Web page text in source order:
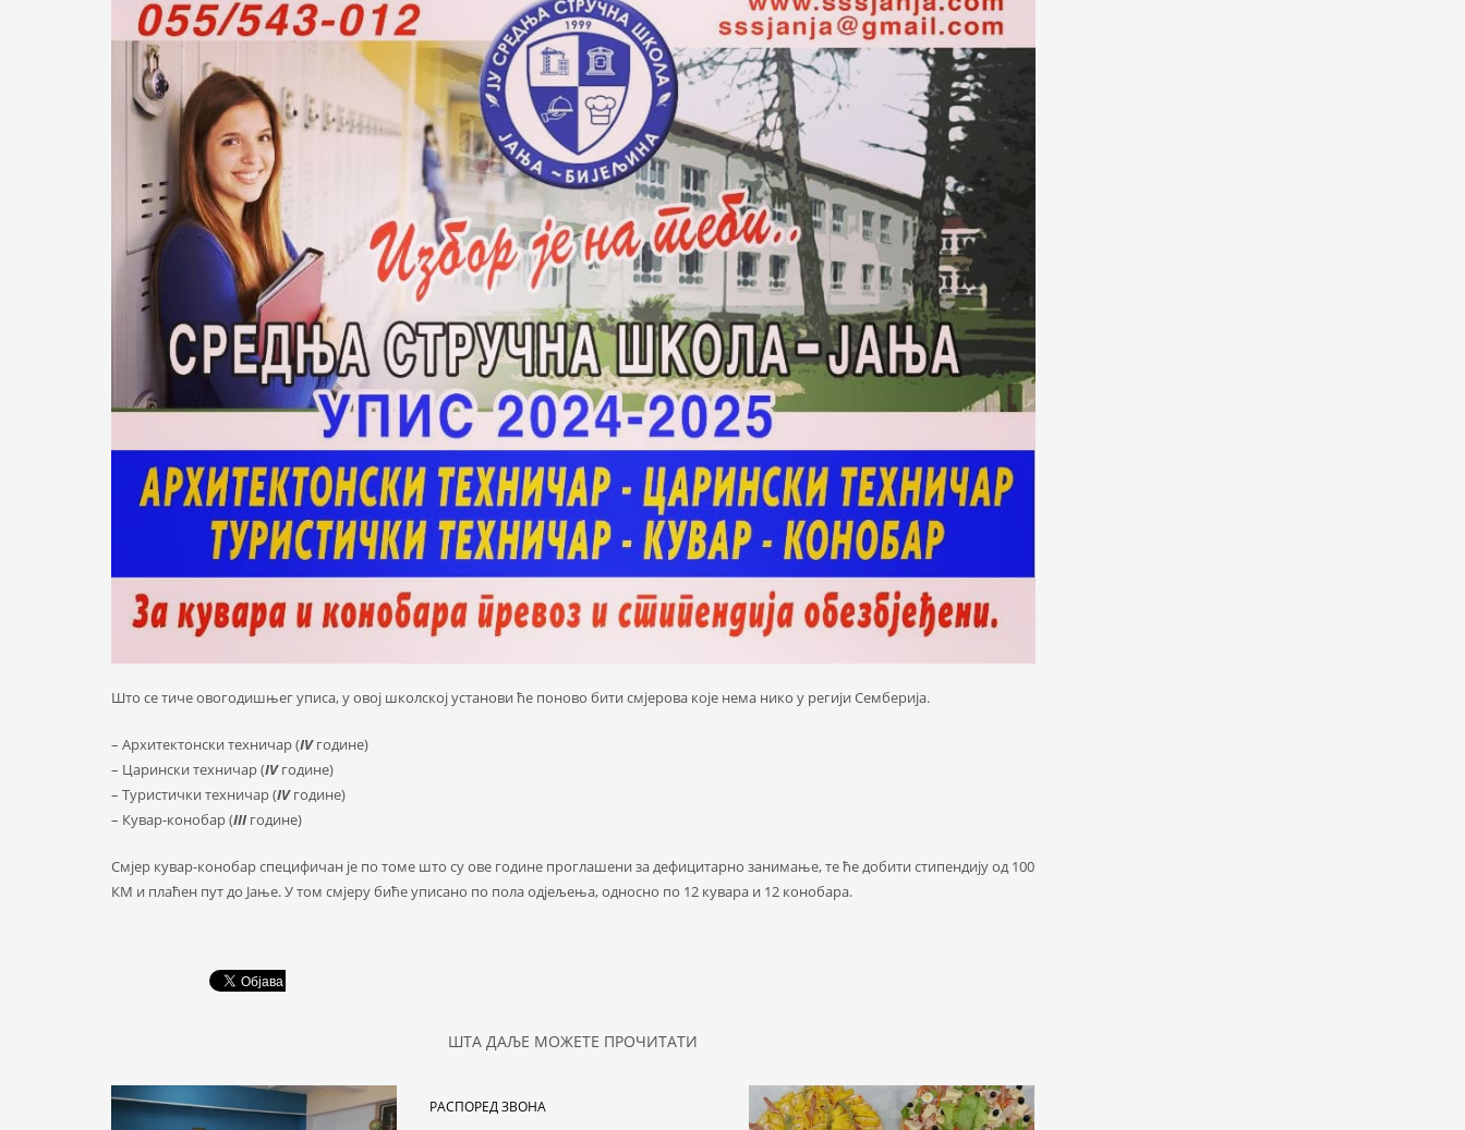
Што се тиче овогодишњег уписа, у овој школској установи ће поново бити смјерова које нема нико у регији Семберија.
– Архитектонски техничар (IVгодине)
– Царински техничар (IVгодине)
– Туристички техничар (IVгодине)
– Кувар-конобар (III године)
Смјер кувар-конобар специфичан је по томе што су ове године проглашени за дефицитарно занимање, те ће добити стипендију од 100
КМ и плаћен пут до Јање. У том смјеру биће уписано по пола одјељења, односно по 12 кувара и 12 конобара.
ШТА ДАЉЕ МОЖЕТЕ ПРОЧИТАТИ
РАСПОРЕД ЗВОНА